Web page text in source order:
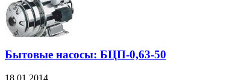
Бытовые насосы: БЦП-0,63-50
18.01.2014